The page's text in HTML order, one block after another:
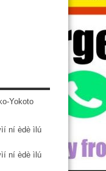
Yokoto
ní èdè ìlú
ní èdè ìlú